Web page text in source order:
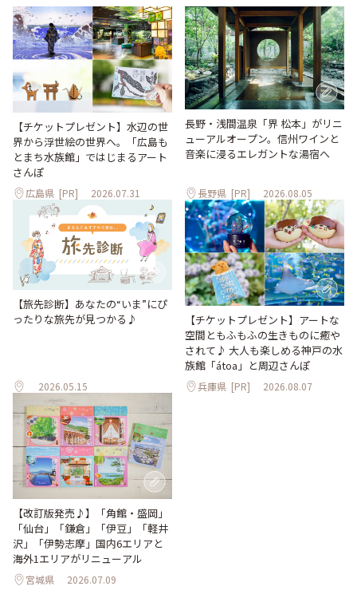
【チケットプレゼント】水辺の世
界から浮世絵の世界へ。「広島も
とまち水族館」ではじまるアート
さんぽ
広島県 [PR] 2026.07.31
長野・浅間温泉「界 松本」がリニ
ューアルオープン。信州ワインと
音楽に浸るエレガントな湯宿へ
長野県 [PR] 2026.08.05
【旅先診断】あなたの“いま”にぴ
ったりな旅先が見つかる♪
2026.05.15
【チケットプレゼント】アートな
空間ともふもふの生きものに癒や
されて♪ 大人も楽しめる神戸の水
族館「átoa」と周辺さんぽ
兵庫県 [PR] 2026.08.07
【改訂版発売♪】「角館・盛岡」
「仙台」「鎌倉」「伊豆」「軽井
沢」「伊勢志摩」国内6エリアと
海外1エリアがリニューアル
宮城県 2026.07.09